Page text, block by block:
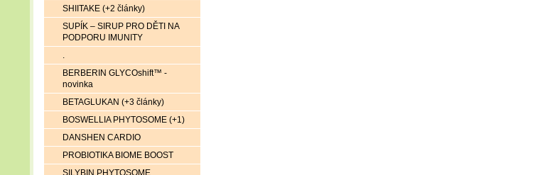
SHIITAKE (+2 články)
SUPÍK – SIRUP PRO DĚTI NA
PODPORU IMUNITY
.
BERBERIN GLYCOshift™ -
novinka
BETAGLUKAN (+3 články)
BOSWELLIA PHYTOSOME (+1)
DANSHEN CARDIO
PROBIOTIKA BIOME BOOST
SILYBIN PHYTOSOME